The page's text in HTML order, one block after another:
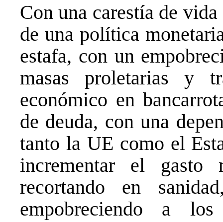
Con una carestía de
de una política
estafa, con un
masas proletarias y
económico en
de deuda, con una
tanto la UE como el
incrementar el
recortando en
empobreciendo a